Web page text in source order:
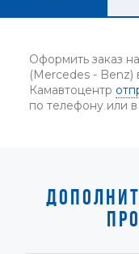
Оформить заказ
(Mercedes -
Камавтоцентр
по телефону или в